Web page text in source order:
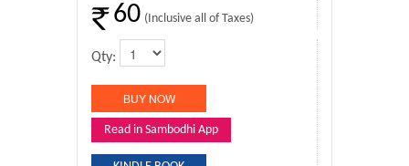
60 (Inclusive all of Taxes)
Qty:
Read in Sambodhi App